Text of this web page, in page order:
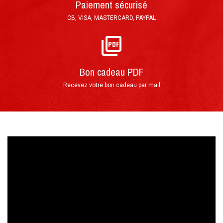
Par téléphone au 0(+33)4 74 54 46 98
Directement sur notre site Internet grâce
Déroulement de votre stage de
pilotage
Paiement sécurisé
CB, VISA, MASTERCARD, PAYPAL
Bon cadeau PDF
Recevez votre bon cadeau par mail